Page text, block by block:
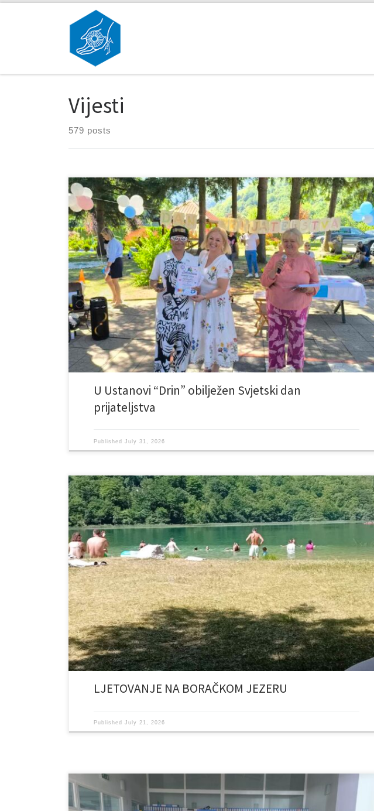
Vijesti
579 posts
Povodom Svjetskog dana prijateljstva, koji se obilježava 30. jula, u Ustanovi “Drin”
upriličeno je prigodno druženje korisnika, uz goste iz ustanova “Pazarić” i “Bakovići”. Bili
smo domaćin ovog posebno lijepog susreta, koji je protekao u znaku prijateljstva,
druženja, zajedništva i međusobnog uvažavanja. Za učesnike je pripremljen raznovrstan
program aktivnosti. Druženje […]
U Ustanovi “Drin” obilježen Svjetski dan
prijateljstva
Published July 31, 2026
Zahvaljujući pozivu i dugogodišnjoj podršci Udruženja “Obrazovanje gradi BiH” i ovog
ljeta sedam naših korisnika, u pratnji voditelja Berbić Rizaha, provelo je sedam
nezaboravnih dana u kampu na predivnom Boračkom jezeru. Tokom boravka korisnici
su imali priliku uživati u brojnim aktivnostima sportskog, rekreativnog, zabavnog i
edukativnog karaktera. Dani ispunjeni druženjem, […]
LJETOVANJE NA BORAČKOM JEZERU
Published July 21, 2026